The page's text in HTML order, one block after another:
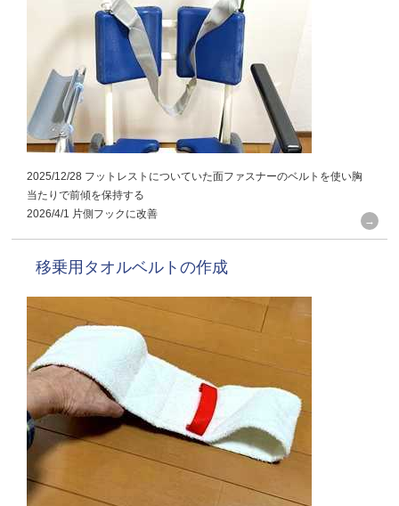
2025/12/28 フットレストについていた面ファスナーのベルトを使い胸
当たりで前傾を保持する
2026/4/1 片側フックに改善
移乗用タオルベルトの作成